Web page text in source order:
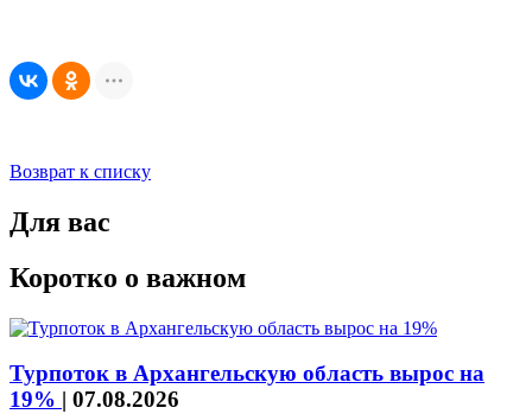
Возврат к списку
Для вас
Коротко о важном
Турпоток в Архангельскую область вырос на
19% | 07.08.2026